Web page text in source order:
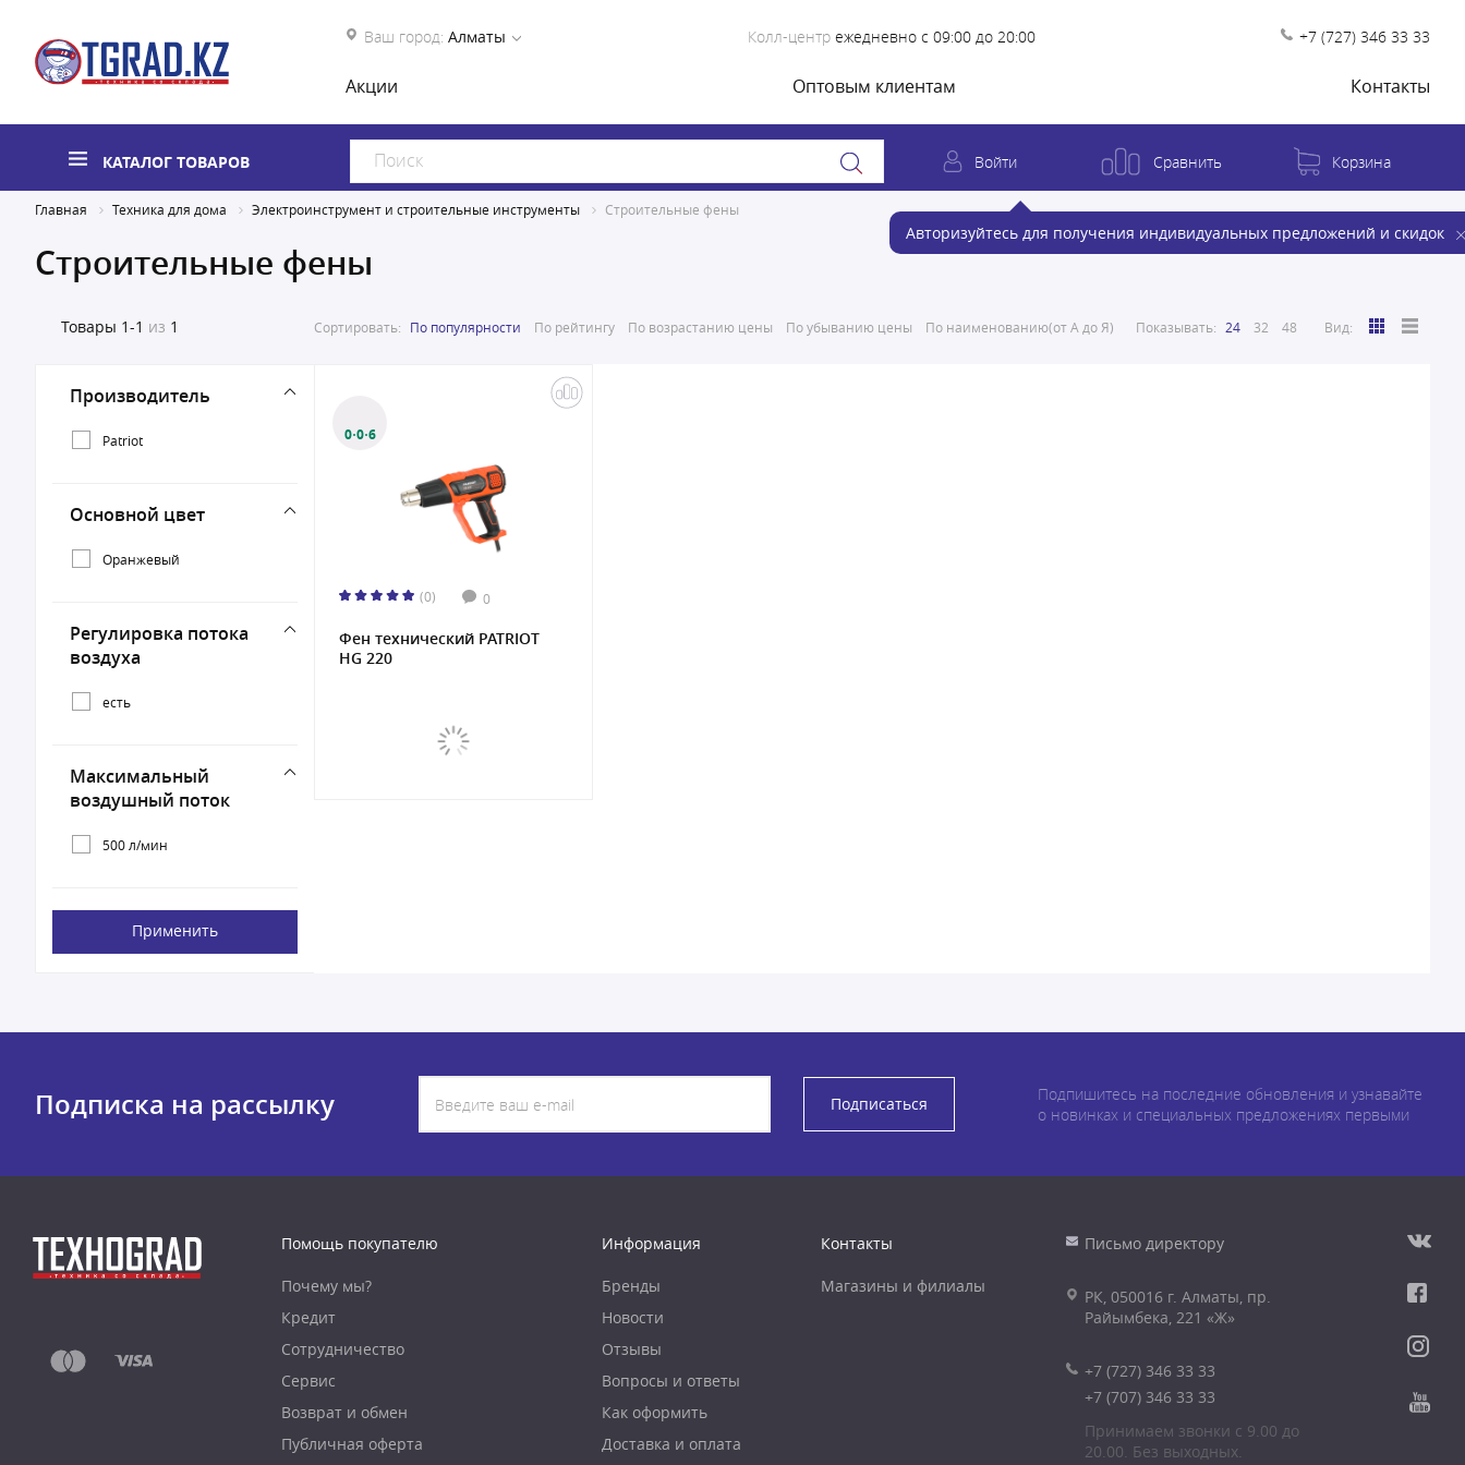
Ваш город: Алматы Колл-центр ежедневно с 09:00 до 20:00 +7 (727) 346 33 33
Акции Оптовым клиентам Контакты
КАТАЛОГ ТОВАРОВ Войти
Авторизуйтесь для получения индивидуальных предложений и скидок
Сравнить Корзина
Главная Техника для дома Электроинструмент и строительные инструменты Строительные фены
Строительные фены
Товары 1-1 из 1 Сортировать: По популярности По рейтингу По возрастанию цены По убыванию цены По наименованию(от А до Я) Показывать: 24 32 48 Вид:
Производитель
Patriot
Основной цвет
Оранжевый
Регулировка потока
воздуха
есть
Максимальный
воздушный поток
500 л/мин
Применить
0·0·6
(0) 0
Фен технический PATRIOT
HG 220
Подписка на рассылку Подписаться
Подпишитесь на последние обновления и узнавайте
о новинках и специальных предложениях первыми
Помощь покупателю
Почему мы?
Кредит
Сотрудничество
Сервис
Возврат и обмен
Публичная оферта
Информация
Бренды
Новости
Отзывы
Вопросы и ответы
Как оформить
Доставка и оплата
Контакты
Магазины и филиалы
Письмо директору
РК, 050016 г. Алматы, пр.
Райымбека, 221 «Ж»
+7 (727) 346 33 33
+7 (707) 346 33 33
Принимаем звонки с 9.00 до
20.00. Без выходных.